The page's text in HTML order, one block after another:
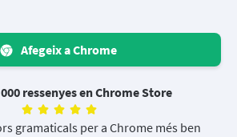
Afegeix a Chrome
ressenyes en Chrome Store
gramaticals per a Chrome més ben